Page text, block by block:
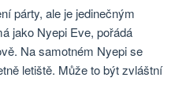
párty, ale je jedinečným
jako Nyepi Eve, pořádá
Na samotném Nyepi se
letiště. Může to být zvláštní